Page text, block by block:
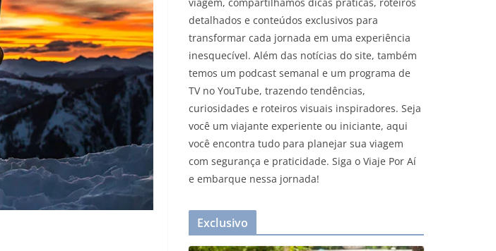
detalhados e conteúdos exclusivos para
transformar cada jornada em uma experiência
inesquecível. Além das notícias do site, também
temos um podcast semanal e um programa de
TV no YouTube, trazendo tendências,
curiosidades e roteiros visuais inspiradores. Seja
você um viajante experiente ou iniciante, aqui
você encontra tudo para planejar sua viagem
com segurança e praticidade. Siga o Viaje Por Aí
e embarque nessa jornada!
Exclusivo